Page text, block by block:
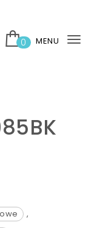
0 MENU
,